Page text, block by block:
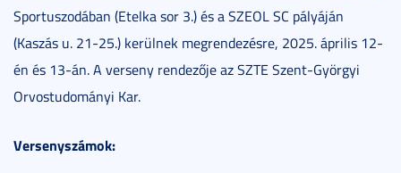
Sportuszodában (Etelka sor 3.) és a SZEOL SC pályáján
(Kaszás u. 21-25.) kerülnek megrendezésre, 2025. április 12-
én és 13-án. A verseny rendezője az SZTE Szent-Györgyi
Orvostudományi Kar.
Versenyszámok: